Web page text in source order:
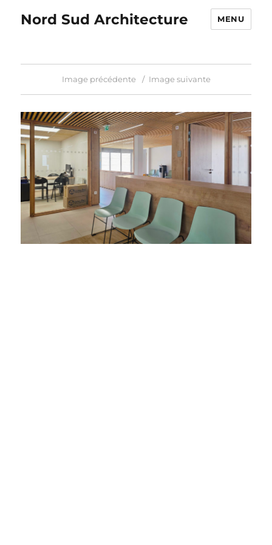
Nord Sud Architecture MENU
Image précédente Image suivante